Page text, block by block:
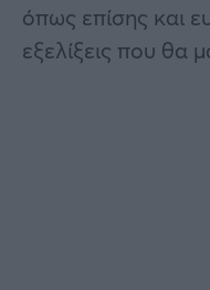
όπως επίσης και
εξελίξεις που θα